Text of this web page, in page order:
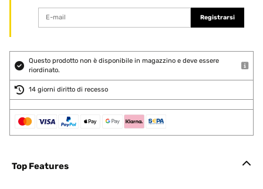
Registrarsi
Questo prodotto non è disponibile in magazzino e deve essere
riordinato.
14 giorni diritto di recesso
Top Features